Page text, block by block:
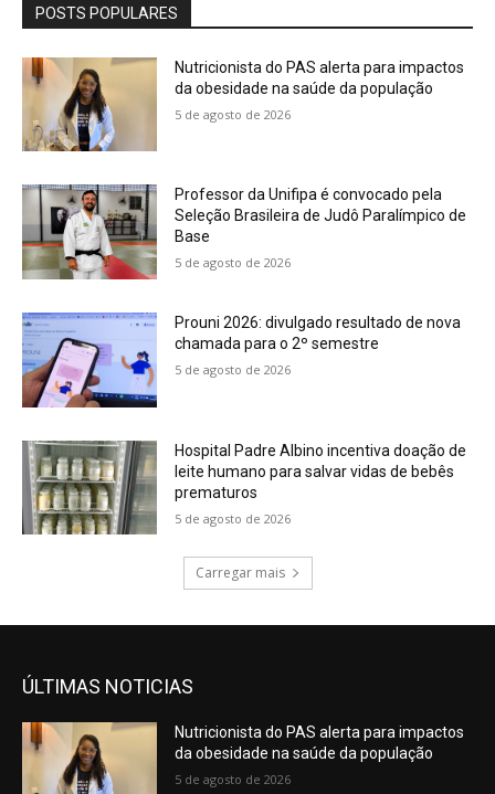
POSTS POPULARES
Nutricionista do PAS alerta para impactos
da obesidade na saúde da população
5 de agosto de 2026
Professor da Unifipa é convocado pela
Seleção Brasileira de Judô Paralímpico de
Base
5 de agosto de 2026
Prouni 2026: divulgado resultado de nova
chamada para o 2º semestre
5 de agosto de 2026
Hospital Padre Albino incentiva doação de
leite humano para salvar vidas de bebês
prematuros
5 de agosto de 2026
Carregar mais
ÚLTIMAS NOTICIAS
Nutricionista do PAS alerta para impactos
da obesidade na saúde da população
5 de agosto de 2026